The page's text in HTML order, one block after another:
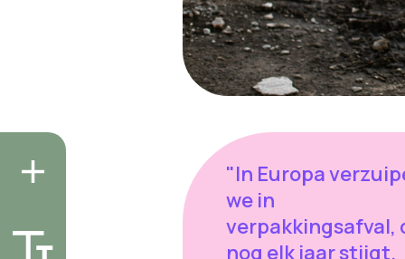
"In Europa
we in
verpakkingsafval,
nog elk jaar stijgt.